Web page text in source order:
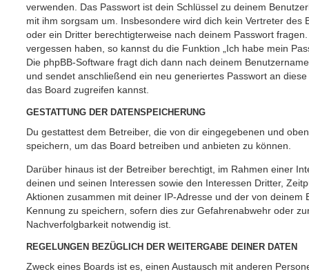
verwenden. Das Passwort ist dein Schlüssel zu deinem
mit ihm sorgsam um. Insbesondere wird dich kein Vertreter des
oder ein Dritter berechtigterweise nach deinem Passwort
vergessen haben, so kannst du die Funktion „Ich habe mein
Die phpBB-Software fragt dich dann nach deinem
und sendet anschließend ein neu generiertes Passwort an
das Board zugreifen kannst.
GESTATTUNG DER DATENSPEICHERUNG
Du gestattest dem Betreiber, die von dir eingegebenen und
speichern, um das Board betreiben und anbieten zu können.
Darüber hinaus ist der Betreiber berechtigt, im Rahmen einer
deinen und seinen Interessen sowie den Interessen Dritter,
Aktionen zusammen mit deiner IP-Adresse und der von deinem
Kennung zu speichern, sofern dies zur Gefahrenabwehr oder
Nachverfolgbarkeit notwendig ist.
REGELUNGEN BEZÜGLICH DER WEITERGABE DEINER DATEN
Zweck eines Boards ist es, einen Austausch mit anderen